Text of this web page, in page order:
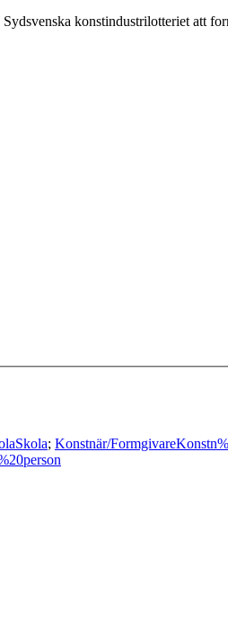
konstindustrilotteriet att
Skola; Konstnär/Formgivare